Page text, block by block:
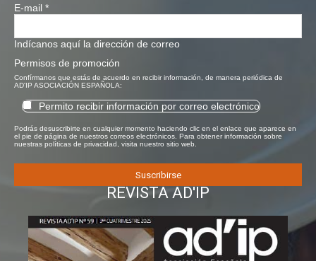
E-mail *
Indícanos aquí la dirección de correo
Permisos de promoción
Confírmanos que estás de acuerdo en recibir información, de manera periódica de
AD'IP ASOCIACIÓN ESPAÑOLA:
Permito recibir información por correo electrónico
Podrás desuscribirte en cualquier momento haciendo clic en el enlace que aparece en
el pie de página de nuestros correos electrónicos. Para obtener información sobre
nuestras políticas de privacidad, visita nuestro sitio web.
REVISTA AD'IP